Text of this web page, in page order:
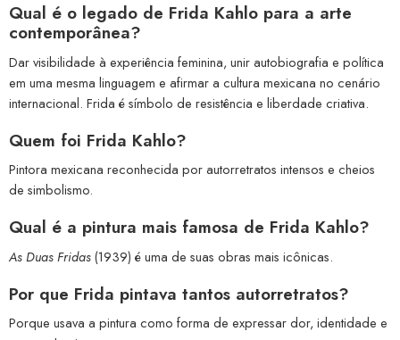
Qual é o legado de Frida Kahlo para a arte
contemporânea?
Dar visibilidade à experiência feminina, unir autobiografia e política
em uma mesma linguagem e afirmar a cultura mexicana no cenário
internacional. Frida é símbolo de resistência e liberdade criativa.
Quem foi Frida Kahlo?
Pintora mexicana reconhecida por autorretratos intensos e cheios
de simbolismo.
Qual é a pintura mais famosa de Frida Kahlo?
As Duas Fridas(1939) é uma de suas obras mais icônicas.
Por que Frida pintava tantos autorretratos?
Porque usava a pintura como forma de expressar dor, identidade e